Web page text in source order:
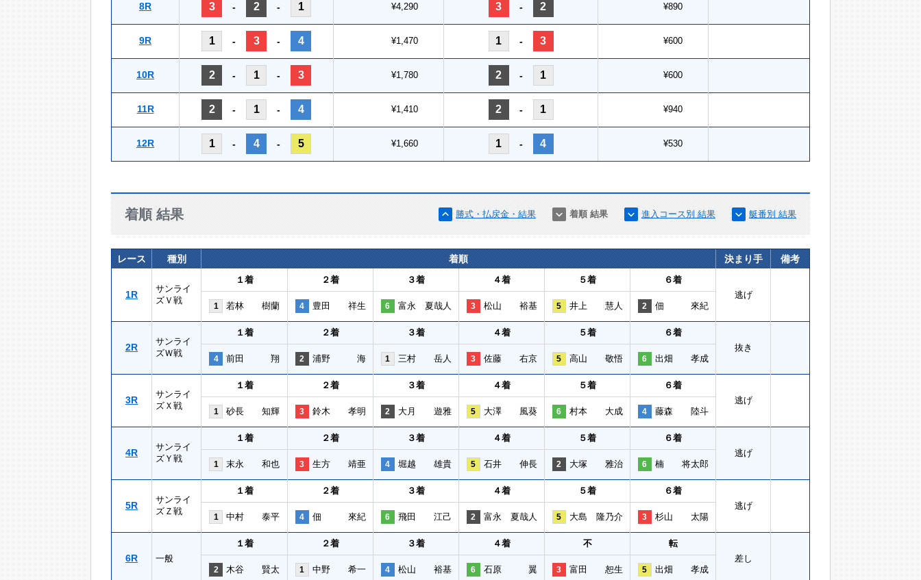
8R 3 - 2 - 1 ¥4,290 3 - 2 ¥890
9R 1 - 3 - 4 ¥1,470 1 - 3 ¥600
10R 2 - 1 - 3 ¥1,780 2 - 1 ¥600
11R 2 - 1 - 4 ¥1,410 2 - 1 ¥940
12R 1 - 4 - 5 ¥1,660 1 - 4 ¥530
着順 結果 勝式・払戻金・結果 着順 結果 進入コース別 結果 艇番別 結果
レース 種別 着順 決まり手 備考
1R
サンライ
ズＶ戦
１着 ２着 ３着 ４着 ５着
６着
逃げ
1 若林 樹蘭 4 豊田 祥生 6 富永 夏哉人 3 松山 裕基 5 井上 慧人 2 佃 來紀
2R
サンライ
ズＷ戦
１着 ２着 ３着 ４着 ５着
６着
抜き
4 前田 翔 2 浦野 海 1 三村 岳人 3 佐藤 右京 5 高山 敬悟 6 出畑 孝成
3R
サンライ
ズＸ戦
１着 ２着 ３着 ４着 ５着
６着
逃げ
1 砂長 知輝 3 鈴木 孝明 2 大月 遊雅 5 大澤 風葵 6 村本 大成 4 藤森 陸斗
4R
サンライ
ズＹ戦
１着 ２着 ３着 ４着 ５着
６着
逃げ
1 末永 和也 3 生方 靖亜 4 堀越 雄貴 5 石井 伸長 2 大塚 雅治 6 楠 将太郎
5R
サンライ
ズＺ戦
１着 ２着 ３着 ４着 ５着
６着
逃げ
1 中村 泰平 4 佃 來紀 6 飛田 江己 2 富永 夏哉人 5 大島 隆乃介 3 杉山 太陽
6R 一般
１着 ２着 ３着 ４着 不
転
差し
2 木谷 賢太 1 中野 希一 4 松山 裕基 6 石原 翼 3 富田 恕生 5 出畑 孝成